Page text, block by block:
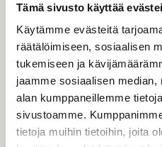
Tämä sivusto käyttää
Käytämme evästeitä
räätälöimiseen, sosiaalisen
tukemiseen ja
jaamme sosiaalisen
alan kumppaneillemme
sivustoamme.
tietoja muihin tietoihin, joita
arvostelevat ne
kuvia
harrastukseen
melko vähän enkä
Maailmassa on
eikö sitä osaisi
kehittävämmästä…